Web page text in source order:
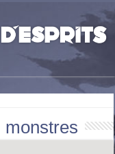
monstres